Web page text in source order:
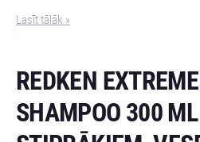
Lasīt tālāk »
REDKEN
SHAMPOO 300